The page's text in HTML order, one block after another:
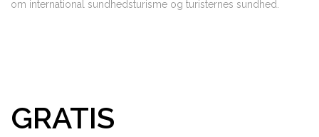
om international sundhedsturisme og turisternes sundhed.
GRATIS